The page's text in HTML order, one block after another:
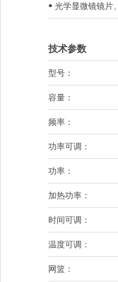
• 光学显微镜镜片
技术参数
型号：
容量：
频率：
功率可调：
功率：
加热功率：
时间可调：
温度可调：
网篮：